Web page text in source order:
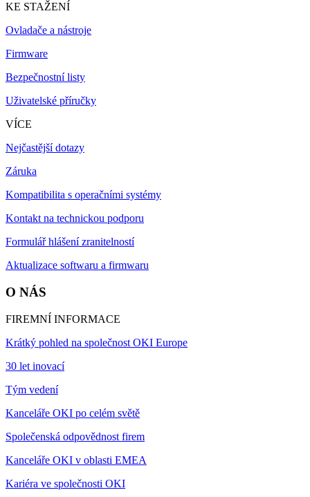
KE STAŽENÍ
Ovladače a nástroje
Firmware
Bezpečnostní listy
Uživatelské příručky
VÍCE
Nejčastější dotazy
Záruka
Kompatibilita s operačními systémy
Kontakt na technickou podporu
Formulář hlášení zranitelností
Aktualizace softwaru a firmwaru
O NÁS
FIREMNÍ INFORMACE
Krátký pohled na společnost OKI Europe
30 let inovací
Tým vedení
Kanceláře OKI po celém světě
Společenská odpovědnost firem
Kanceláře OKI v oblasti EMEA
Kariéra ve společnosti OKI